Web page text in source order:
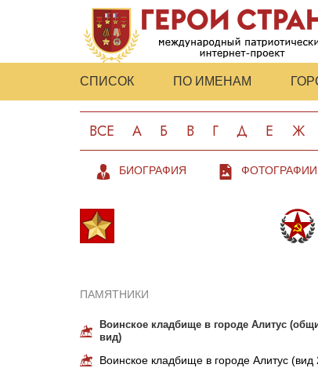
СПИСОК ПО ИМЕНАМ
ВСЕ А Б В Г Д Е Ж
БИОГРАФИЯ ФОТОГРАФИИ
ПАМЯТНИКИ
Воинское кладбище в городе Алитус
вид)
Воинское кладбище в городе Алитус (вид